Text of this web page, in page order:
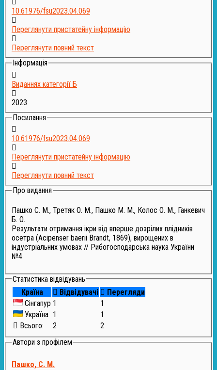
10.61976/fsu2023.04.069
Переглянути пристатейну інформацію
Переглянути повний текст
Інформація
Виданнях категорії Б
2023
Посилання
10.61976/fsu2023.04.069
Переглянути пристатейну інформацію
Переглянути повний текст
Про видання
Пашко С. М., Третяк О. М., Пашко М. М., Колос О. М., Ганкевич
Б. О.
Результати отримання ікри від вперше дозрілих плідників
осетра (Acipenser baerii Brandt, 1869), вирощених в
індустріальних умовах // Рибогосподарська наука України
№4
Статистика відвідувань
Країна
Відвідувачі
Перегляди
Сінгапур 1
1
Україна 1
1
Всього:
2
2
Автори з профілем
Пашко, С. М.